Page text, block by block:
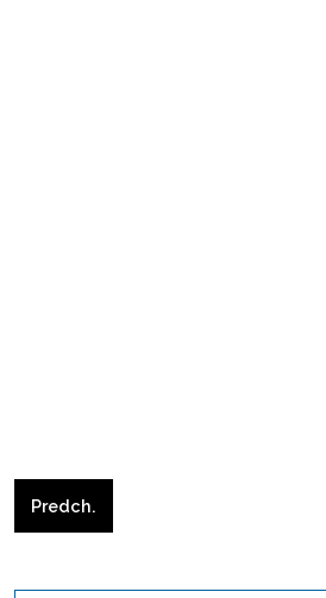
Predchádzajúci článok: Jedálny
Predch.